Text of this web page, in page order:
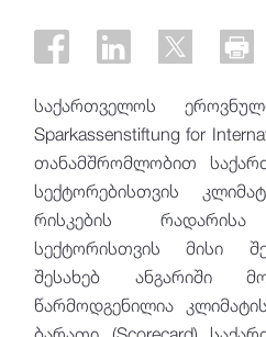
საქართველოს
Sparkassenstiftung for
თანამშრომლობით
სექტორებისთვის
რისკების
სექტორისთვის მისი
შესახებ ანგარიში
წარმოდგენილია